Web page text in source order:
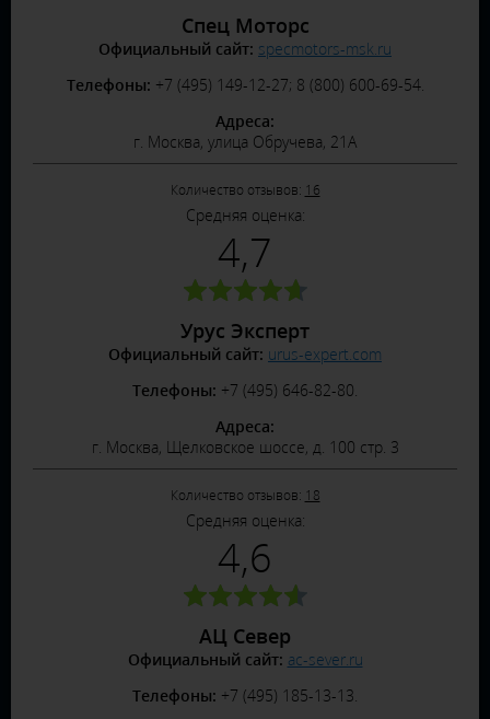
Спец Моторс
Официальный сайт: specmotors-msk.ru
Телефоны: +7 (495) 149-12-27; 8 (800) 600-69-54.
Адреса:
г. Москва, улица Обручева, 21А
Количество отзывов: 16
Средняя оценка:
4,7
Урус Эксперт
Официальный сайт: urus-expert.com
Телефоны: +7 (495) 646-82-80.
Адреса:
г. Москва, Щелковское шоссе, д. 100 стр. 3
Количество отзывов: 18
Средняя оценка:
4,6
АЦ Север
Официальный сайт: ac-sever.ru
Телефоны: +7 (495) 185-13-13.